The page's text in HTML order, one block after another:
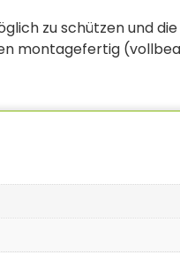
zu schützen und
montagefertig